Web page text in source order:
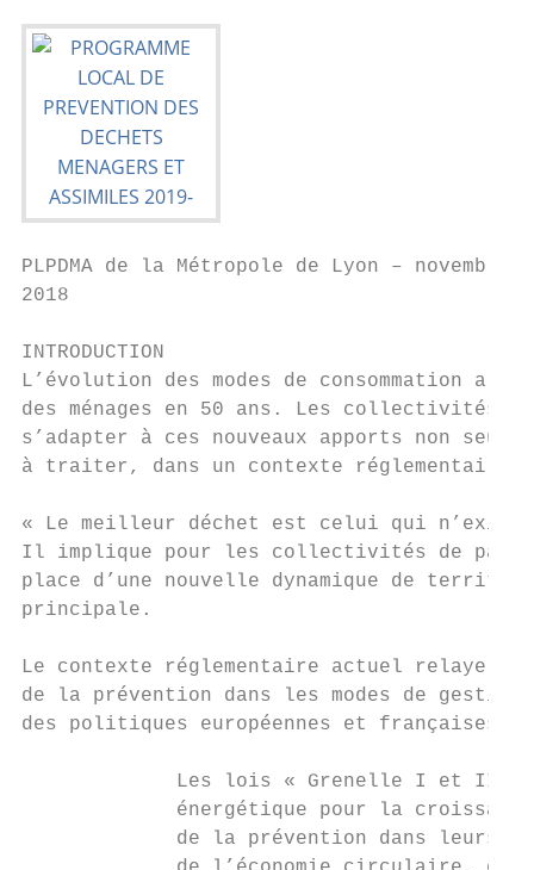
PLPDMA de la Métropole de Lyon – novembre
2018
INTRODUCTION
L’évolution des modes de consommation a
des ménages en 50 ans. Les collectivités,
s’adapter à ces nouveaux apports non
à traiter, dans un contexte réglementaire
« Le meilleur déchet est celui qui
Il implique pour les collectivités de
place d’une nouvelle dynamique de
principale.
Le contexte réglementaire actuel relaye
de la prévention dans les modes de
des politiques européennes et françaises.
Les lois « Grenelle I et II
énergétique pour la
de la prévention dans leurs